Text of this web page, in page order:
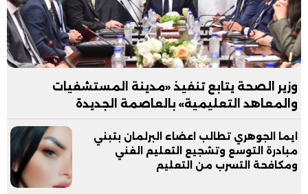
وزير الصحة يتابع تنفيذ «مدينة المستشفيات
والمعاهد التعليمية» بالعاصمة الجديدة
ايما الجوهري تطالب اعضاء البرلمان بتبني
مبادرة التوسع وتشجيع التعليم الفني
ومكافحة التسرب من التعليم